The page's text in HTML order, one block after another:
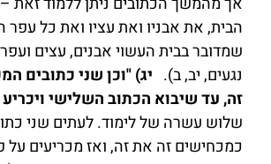
הבית, את אבניו ואת עציו ואת כל עפר
שמדובר בבית העשוי אבנים, עצים
נגעים, יב, ב). יג) "וכן שני כתובים
זה, עד שיבוא הכתוב השלישי ויכריע
שלוש עשרה של לימוד. לעתים שני
כמכחישים זה את זה, ואז מכריעים על